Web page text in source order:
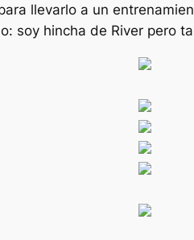
llevarlo a un
soy hincha de River pero